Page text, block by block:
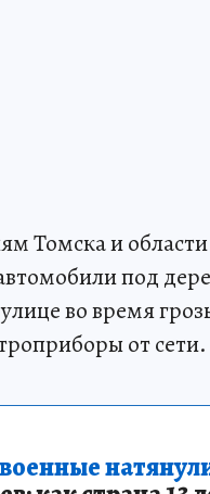
Томска и
под
во время
от сети.